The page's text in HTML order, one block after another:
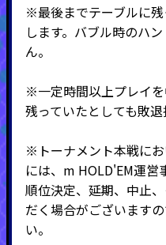
※最後までテーブルに
します。バブル時のハ
ん。
※一定時間以上プレイ
残っていたとしても敗退
※トーナメント本戦に
には、m HOLD'EM運営
順位決定、延期、中止
だく場合がございます
い。